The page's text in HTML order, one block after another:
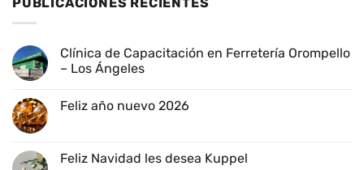
Clínica de Capacitación en Ferretería Orompello
– Los Ángeles
comentarios
en
Feliz año nuevo 2026
en
Feliz
Feliz Navidad les desea Kuppel